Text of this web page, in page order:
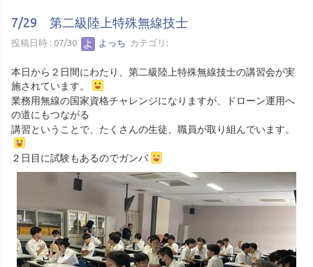
7/29 第二級陸上特殊無線技士
投稿日時 : 07/30 よっち カテゴリ:
本日から２日間にわたり、第二級陸上特殊無線技士の講習会が実
施されています。
業務用無線の国家資格チャレンジになりますが、ドローン運用へ
の道にもつながる
講習ということで、たくさんの生徒、職員が取り組んでいます。
２日目に試験もあるのでガンバ